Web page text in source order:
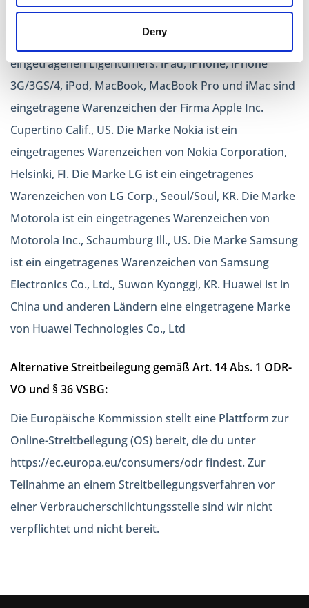
Deny
Dritte, uneingeschänkt den Bestimmungen des jeweils
gültigen Kennzeichen und Besitzrechtes des jeweiligen
eingetragenen Eigentümers. iPad, iPhone, iPhone
3G/3GS/4, iPod, MacBook, MacBook Pro und iMac sind
eingetragene Warenzeichen der Firma Apple Inc.
Cupertino Calif., US. Die Marke Nokia ist ein
eingetragenes Warenzeichen von Nokia Corporation,
Helsinki, FI. Die Marke LG ist ein eingetragenes
Warenzeichen von LG Corp., Seoul/Soul, KR. Die Marke
Motorola ist ein eingetragenes Warenzeichen von
Motorola Inc., Schaumburg Ill., US. Die Marke Samsung
ist ein eingetragenes Warenzeichen von Samsung
Electronics Co., Ltd., Suwon Kyonggi, KR. Huawei ist in
China und anderen Ländern eine eingetragene Marke
von Huawei Technologies Co., Ltd
Alternative Streitbeilegung gemäß Art. 14 Abs. 1 ODR-
VO und § 36 VSBG:
Die Europäische Kommission stellt eine Plattform zur
Online-Streitbeilegung (OS) bereit, die du unter
https://ec.europa.eu/consumers/odr findest. Zur
Teilnahme an einem Streitbeilegungsverfahren vor
einer Verbraucherschlichtungsstelle sind wir nicht
verpflichtet und nicht bereit.